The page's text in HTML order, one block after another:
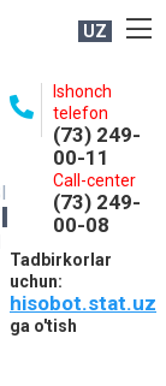
UZ
Ishonch
telefon
(73) 249-
00-11
Call-center
(73) 249-
00-08
Tadbirkorlar
uchun:
hisobot.stat.uz
ga o'tish